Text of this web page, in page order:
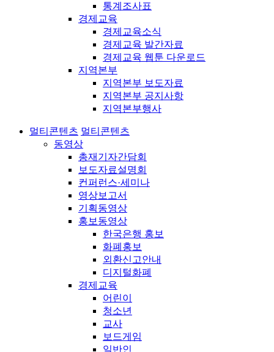
통계조사표
경제교육
경제교육소식
경제교육 발간자료
경제교육 웹툰 다운로드
지역본부
지역본부 보도자료
지역본부 공지사항
지역본부행사
멀티콘텐츠 멀티콘텐츠
동영상
총재기자간담회
보도자료설명회
컨퍼런스·세미나
영상보고서
기획동영상
홍보동영상
한국은행 홍보
화폐홍보
외환신고안내
디지털화폐
경제교육
어린이
청소년
교사
보드게임
일반인